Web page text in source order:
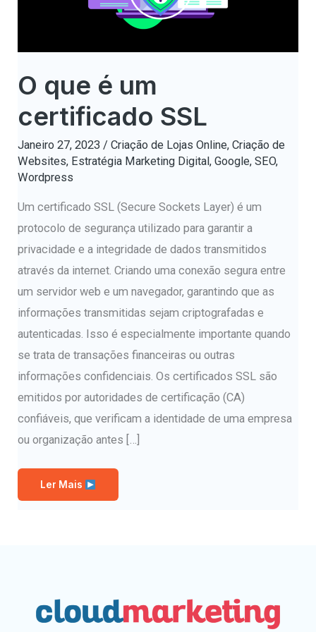
O que é um
certificado SSL
Janeiro 27, 2023/Criação de Lojas Online,Criação de
Websites, Estratégia Marketing Digital,Google,SEO,
Wordpress
Um certificado SSL (Secure Sockets Layer) é um
protocolo de segurança utilizado para garantir a
privacidade e a integridade de dados transmitidos
através da internet. Criando uma conexão segura entre
um servidor web e um navegador, garantindo que as
informações transmitidas sejam criptografadas e
autenticadas. Isso é especialmente importante quando
se trata de transações financeiras ou outras
informações confidenciais. Os certificados SSL são
emitidos por autoridades de certificação (CA)
confiáveis, que verificam a identidade de uma empresa
ou organização antes […]
Ler Mais